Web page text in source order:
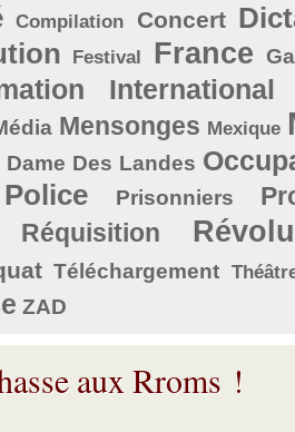
Compilation Concert
Festival France
International
Mensonges Mexique
Dame Des Landes
Police Prisonniers
Réquisition
Téléchargement
ZAD
aux Rroms !